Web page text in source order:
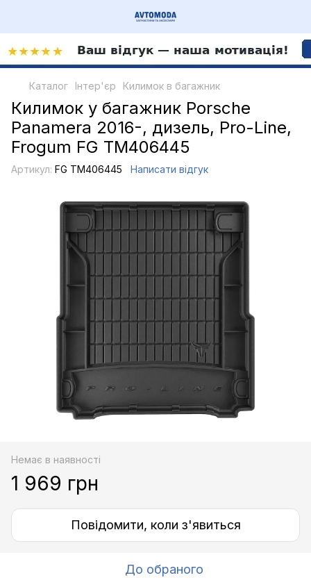
Каталог Інтер'єр Килимок в багажник
Килимок у багажник Porsche
Panamera 2016-, дизель, Pro-Line,
Frogum FG TM406445
Артикул: FG TM406445 Написати відгук
Немає в наявності
1 969 грн
Повідомити, коли з'явиться
До обраного